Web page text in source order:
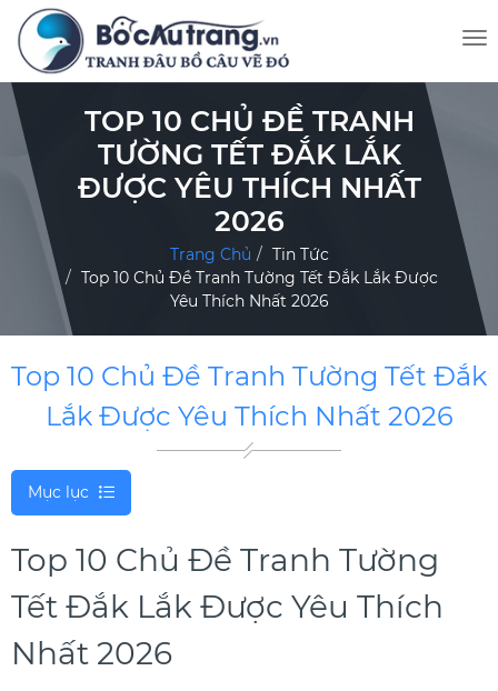
Trang Chủ
Tin Tức
Top 10 Chủ Đề Tranh Tường Tết Đắk Lắk Được
Yêu Thích Nhất 2026
TOP 10 CHỦ ĐỀ TRANH
TƯỜNG TẾT ĐẮK LẮK
ĐƯỢC YÊU THÍCH NHẤT
2026
Top 10 Chủ Đề Tranh Tường Tết Đắk
Lắk Được Yêu Thích Nhất 2026
Mục lục
Top 10 Chủ Đề Tranh Tường
Tết Đắk Lắk Được Yêu Thích
Nhất 2026